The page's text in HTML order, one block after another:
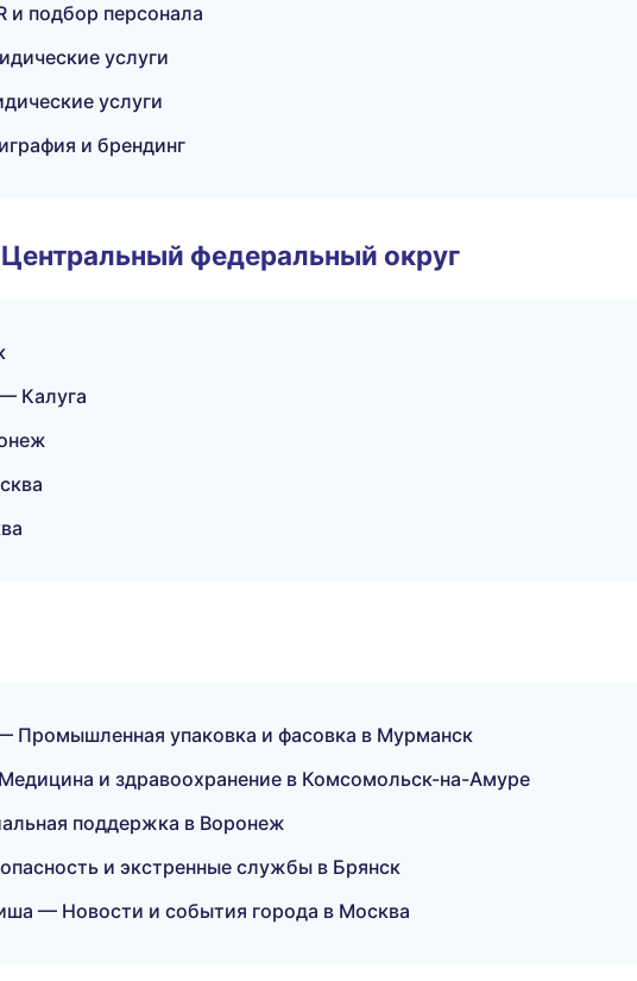
подбор персонала
услуги
услуги
и брендинг
федеральный округ
Калуга
Промышленная упаковка и фасовка в Мурманск
и здравоохранение в Комсомольск-на-Амуре
поддержка в Воронеж
и экстренные службы в Брянск
— Новости и события города в Москва